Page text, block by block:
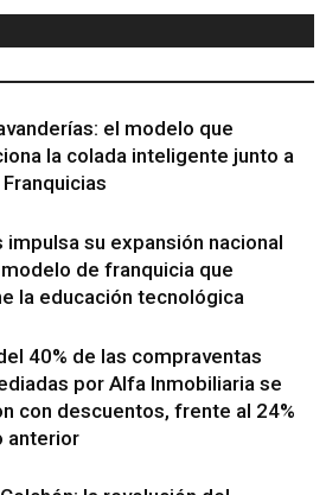
el modelo que
la colada inteligente junto a
impulsa su expansión nacional
de franquicia que
la educación tecnológica
40% de las compraventas
por Alfa Inmobiliaria se
con descuentos, frente al 24%
anterior